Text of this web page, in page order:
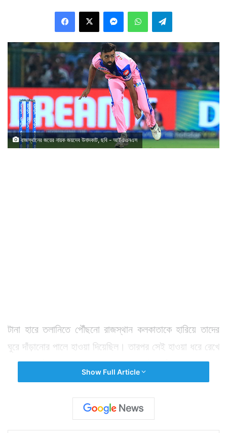
রাজস্থানের জয়ের নায়ক জয়দেব উনাদকাট, ছবি - আইএএনএস
টানা হারে তলানিতে পৌঁছনো রাজস্থান কলকাতাকে হারিয়ে তাদের
ঘুরে দাঁড়ানোর পালে হাওয়া দিয়েছিল। তারপর সেই হাওয়া ধরে রেখে
আরও একটু এগোল তারা। হারাল সানরাইজার্স হায়দরাবাদকে।
লিভিংস্টোন, রাহানে, সঞ্জু স্যামসন সকলেই দলকে জেতানোর
লড়াইটা দিলেন। আর দলের সিংহভাগ খেলোয়াড় যখন খেলে দেন
তখন জয় অধরা না থাকাটাই আশ্চর্যের হয়।
Show Full Article